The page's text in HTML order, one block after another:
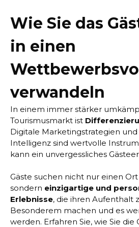
Wie Sie das
in einen
verwandeln
In einem immer stärker
Tourismusmarkt ist
Digitale Marketingstrategien
Intelligenz sind wertvolle
kann ein unvergessliches
Gäste suchen nicht nur einen
sondern einzigartige und
Erlebnisse, die ihren Aufenthalt
Besonderem machen und es
werden. Erfahren Sie, wie Sie die